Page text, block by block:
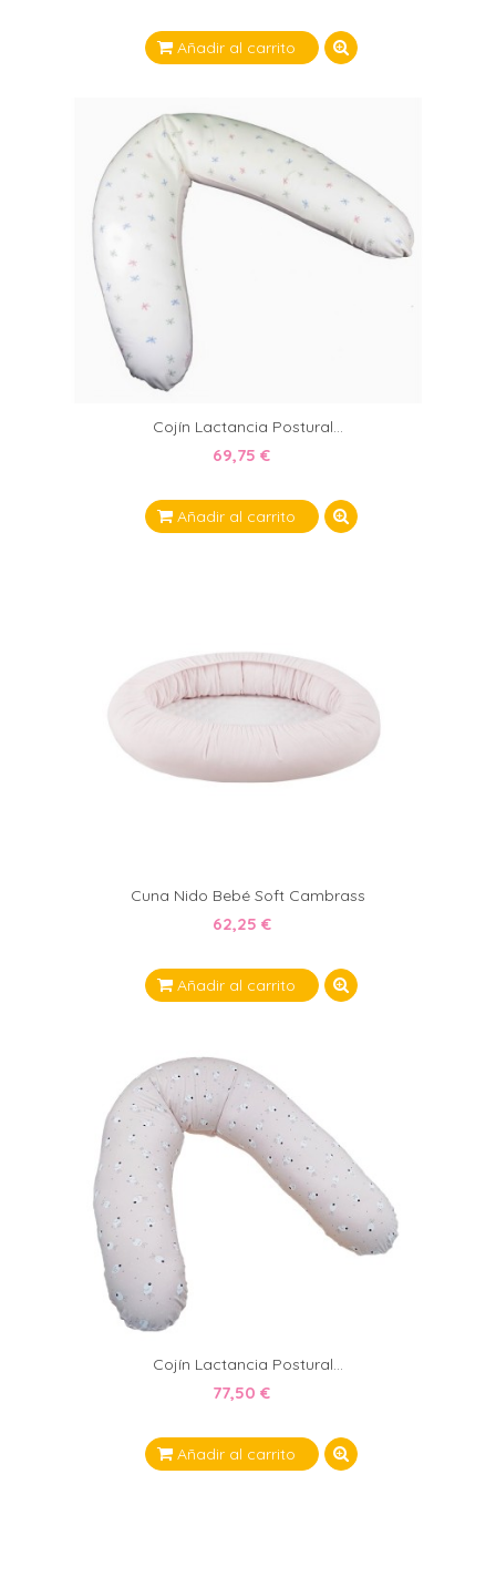
Añadir al carrito
Cojín Lactancia Postural...
69,75 €
Añadir al carrito
Cuna Nido Bebé Soft Cambrass
62,25 €
Añadir al carrito
Cojín Lactancia Postural...
77,50 €
Añadir al carrito